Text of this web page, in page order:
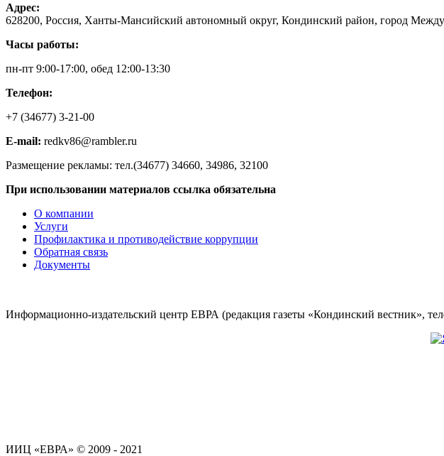
Адрес:
628200, Россия, Ханты-Мансийский автономный округ, Кондинский район, город
Часы работы:
пн-пт 9:00-17:00, обед 12:00-13:30
Телефон:
+7 (34677) 3-21-00
E-mail: redkv86@rambler.ru
Размещение рекламы: тел.(34677) 34660, 34986, 32100
При использовании материалов ссылка обязательна
О компании
Услуги
Профилактика и противодействие коррупции
Обратная связь
Документы
Информационно-издательский центр ЕВРА (редакция газеты «Кондинский вестник»,
ИИЦ «ЕВРА» © 2009 - 2021